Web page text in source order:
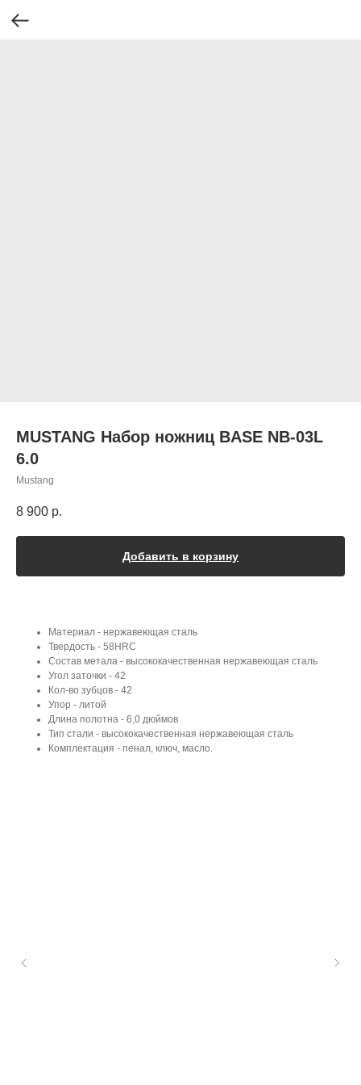
MUSTANG Набор ножниц BASE NB-03L
6.0
Mustang
8 900 р.
Добавить в корзину
Материал - нержавеющая сталь
Твердость - 58HRC
Состав метала - высококачественная нержавеющая сталь
Угол заточки - 42
Кол-во зубцов - 42
Упор - литой
Длина полотна - 6,0 дюймов
Тип стали - высококачественная нержавеющая сталь
Комплектация - пенал, ключ, масло.